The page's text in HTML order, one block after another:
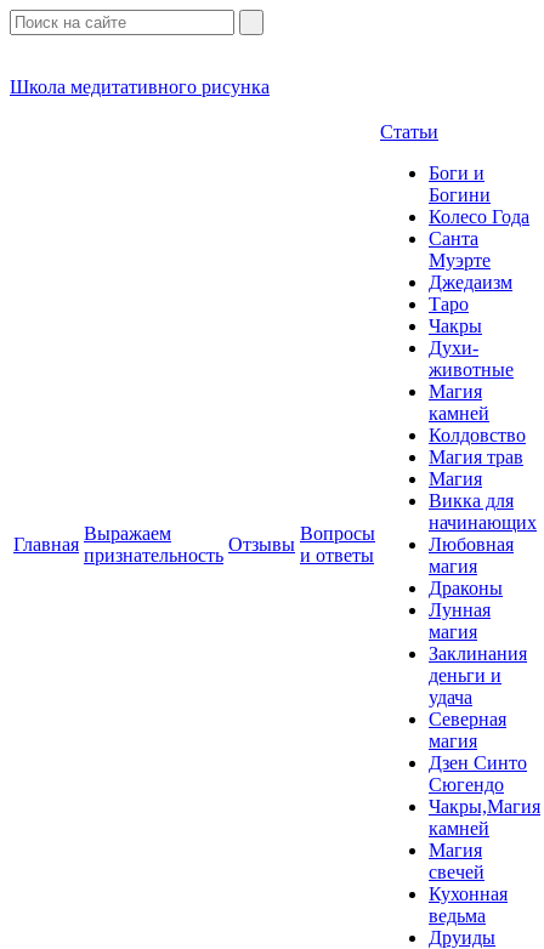
Школа медитативного рисунка
Главная
Выражаем
признательность
Отзывы
Вопросы
и ответы
Статьи
Боги и
Богини
Колесо Года
Санта
Муэрте
Джедаизм
Таро
Чакры
Духи-
животные
Магия
камней
Колдовство
Магия трав
Магия
Викка для
начинающих
Любовная
магия
Драконы
Лунная
магия
Заклинания
деньги и
удача
Северная
магия
Дзен Синто
Сюгендо
Чакры,Магия
камней
Магия
свечей
Кухонная
ведьма
Друиды